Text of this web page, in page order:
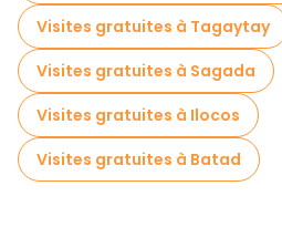
Visites gratuites à Tagaytay
Visites gratuites à Sagada
Visites gratuites à Ilocos
Visites gratuites à Batad